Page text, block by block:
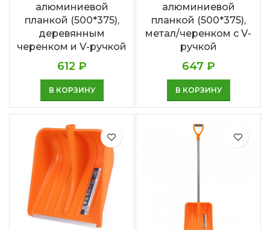
алюминиевой
планкой (500*375),
деревянным
черенком и V-ручкой
612 ₽
В КОРЗИНУ
алюминиевой
планкой (500*375),
метал/черенком с V-
ручкой
647 ₽
В КОРЗИНУ